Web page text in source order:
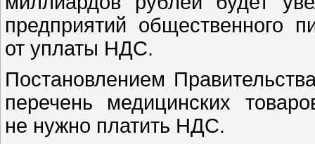
предприятий общественного
от уплаты НДС.
Постановлением
перечень медицинских
не нужно платить НДС.